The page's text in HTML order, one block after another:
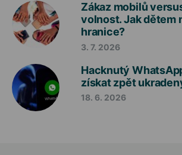
Zákaz mobilů
volnost. Jak dětem
hranice?
3. 7. 2026
Hacknutý
získat zpět
18. 6. 2026